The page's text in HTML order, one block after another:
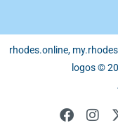
rhodes.online,
logos ©